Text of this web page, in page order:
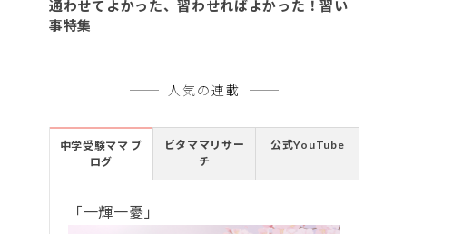
通わせてよかった、習わせればよかった！習い
事特集
人気の連載
中学受験ママ ブ
ログ
ビタママリサー
チ
公式YouTube
「一輝一憂」